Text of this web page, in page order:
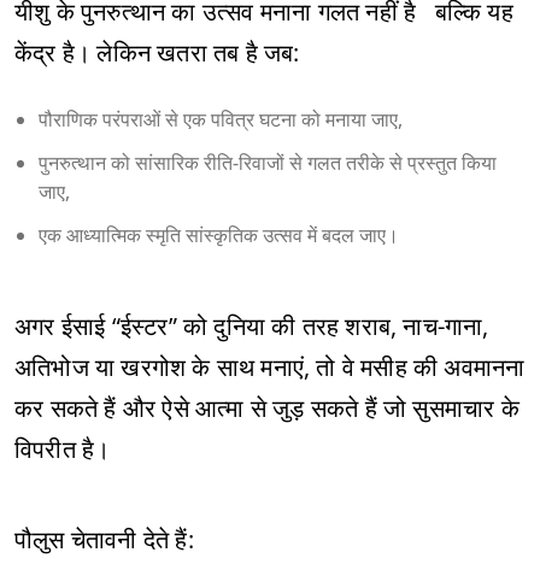
यीशु के पुनरुत्थान का उत्सव मनाना गलत नहीं है बल्कि यह
केंद्र है। लेकिन खतरा तब है जब:
पौराणिक परंपराओं से एक पवित्र घटना को मनाया जाए,
पुनरुत्थान को सांसारिक रीति-रिवाजों से गलत तरीके से प्रस्तुत किया
जाए,
एक आध्यात्मिक स्मृति सांस्कृतिक उत्सव में बदल जाए।
अगर ईसाई “ईस्टर” को दुनिया की तरह शराब, नाच-गाना,
अतिभोज या खरगोश के साथ मनाएं, तो वे मसीह की अवमानना
कर सकते हैं और ऐसे आत्मा से जुड़ सकते हैं जो सुसमाचार के
विपरीत है।
पौलुस चेतावनी देते हैं: